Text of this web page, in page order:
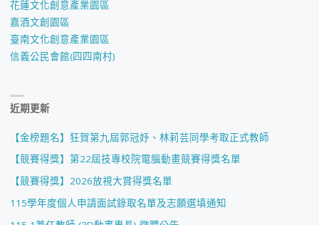
花蓮文化創意產業園區
嘉酒文創園區
臺南文化創意產業園區
信義公民會館(四四南村)
近期更新
【金榜題名】狂賀第九屆郭冠妤、林莉芸同學考取正式教師
【競賽得獎】第22屆技專校院電腦動畫競賽得獎名單
【競賽得獎】2026放視大賞得獎名單
115學年度個人申請面試錄取名單及志願選填通知